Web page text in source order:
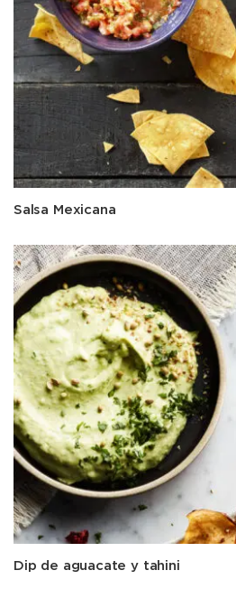
Salsa Mexicana
Dip de aguacate y tahini